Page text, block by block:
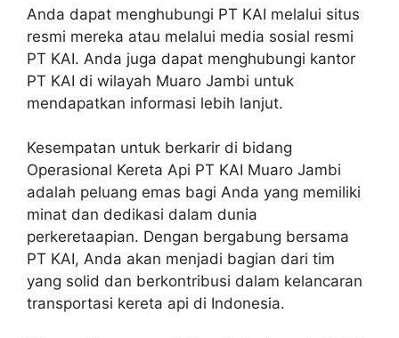
Anda dapat menghubungi PT KAI melalui situs
resmi mereka atau melalui media sosial resmi
PT KAI. Anda juga dapat menghubungi kantor
PT KAI di wilayah Muaro Jambi untuk
mendapatkan informasi lebih lanjut.
Kesempatan untuk berkarir di bidang
Operasional Kereta Api PT KAI Muaro Jambi
adalah peluang emas bagi Anda yang memiliki
minat dan dedikasi dalam dunia
perkeretaapian. Dengan bergabung bersama
PT KAI, Anda akan menjadi bagian dari tim
yang solid dan berkontribusi dalam kelancaran
transportasi kereta api di Indonesia.